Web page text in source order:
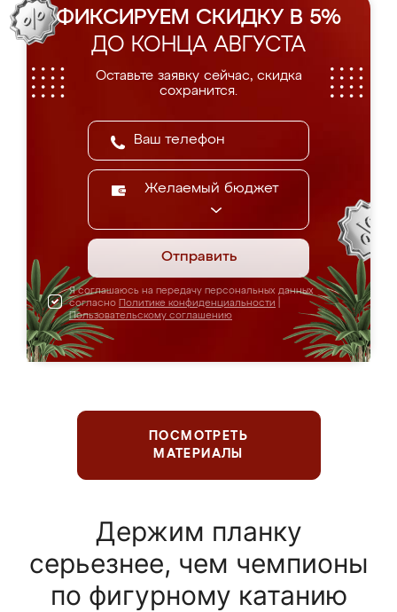
ФИКСИРУЕМ СКИДКУ В 5%
ДО КОНЦА АВГУСТА
Оставьте заявку сейчас, скидка
сохранится.
Желаемый бюджет
Отправить
Я соглашаюсь на передачу персональных данных
согласно Политике конфиденциальности
Пользовательскому соглашению
ПОСМОТРЕТЬ
МАТЕРИАЛЫ
Держим планку
серьезнее, чем чемпионы
по фигурному катанию